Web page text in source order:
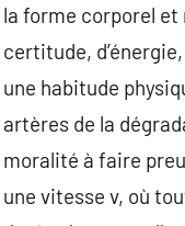
la forme corporel et
certitude,
une habitude
artères de la
moralité à faire
une vitesse v, où